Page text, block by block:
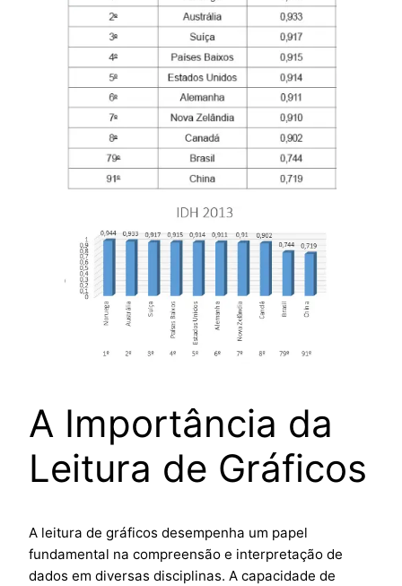
A Importância da
Leitura de Gráficos
A leitura de gráficos desempenha um papel
fundamental na compreensão e interpretação de
dados em diversas disciplinas. A capacidade de